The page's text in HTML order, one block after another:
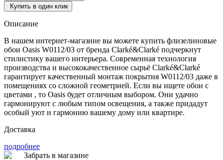
Купить в один клик
Описание
В нашем интернет-магазине вы можете купить флизелиновые
обои Oasis W0112/03 от бренда Clarké&Clarké подчеркнут
стилистику вашего интерьера. Современная технология
производства и высококачественное сырьё Clarké&Clarké
гарантирует качественный монтаж покрытия W0112/03 даже в
помещениях со сложной геометрией. Если вы ищете обои с
цветами , то Oasis будет отличным выбором. Они удачно
гармонируют с любым типом освещения, а также придадут
особый уют и гармонию вашему дому или квартире.
Доставка
подробнее
Забрать в магазине